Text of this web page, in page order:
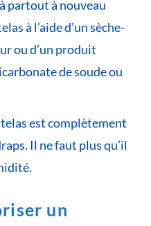
partout à nouveau
à l’aide d’un sèche-
ou d’un produit
de soude ou
est complètement
Il ne faut plus qu’il
un